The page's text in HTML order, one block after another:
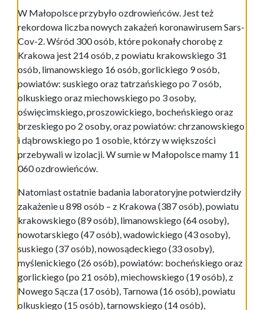
W Małopolsce przybyło ozdrowieńców. Jest też
rekordowa liczba nowych zakażeń koronawirusem Sars-
Cov-2. Wśród 300 osób, które pokonały chorobę z
Krakowa jest 214 osób, z powiatu krakowskiego 31
osób, limanowskiego 16 osób, gorlickiego 9 osób,
powiatów: suskiego oraz tatrzańskiego po 7 osób,
olkuskiego oraz miechowskiego po 3 osoby,
oświęcimskiego, proszowickiego, bocheńskiego oraz
brzeskiego po 2 osoby, oraz powiatów: chrzanowskiego
i dąbrowskiego po 1 osobie, którzy w większości
przebywali w izolacji. W sumie w Małopolsce mamy 11
060 ozdrowieńców.
Natomiast ostatnie badania laboratoryjne potwierdziły
zakażenie u 898 osób – z Krakowa (387 osób), powiatu
krakowskiego (89 osób), limanowskiego (64 osoby),
nowotarskiego (47 osób), wadowickiego (43 osoby),
suskiego (37 osób), nowosądeckiego (33 osoby),
myślenickiego (26 osób), powiatów: bocheńskiego oraz
gorlickiego (po 21 osób), miechowskiego (19 osób), z
Nowego Sącza (17 osób), Tarnowa (16 osób), powiatu
olkuskiego (15 osób), tarnowskiego (14 osób),